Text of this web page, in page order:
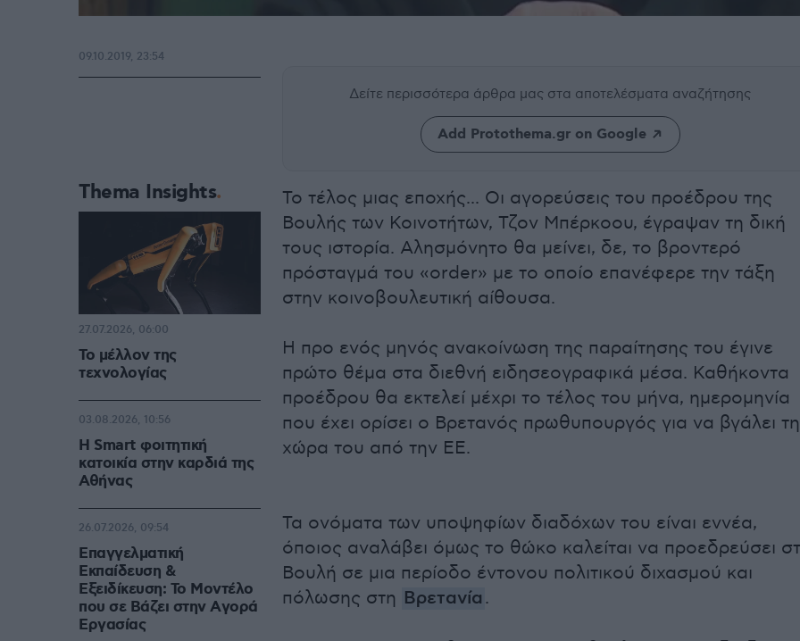
Δείτε περισσότερα άρθρα μας στα αποτελέσματα αναζήτησης
Add Protothema.gr on Google
Το τέλος μιας εποχής... Οι αγορεύσεις του προέδρου της
Βουλής των Κοινοτήτων, Τζον Μπέρκοου, έγραψαν τη δική
τους ιστορία. Αλησμόνητο θα μείνει, δε, το βροντερό
πρόσταγμά του «order» με το οποίο επανέφερε την τάξη
στην κοινοβουλευτική αίθουσα.
Η προ ενός μηνός ανακοίνωση της παραίτησης του έγινε
πρώτο θέμα στα διεθνή ειδησεογραφικά μέσα. Καθήκοντα
προέδρου θα εκτελεί μέχρι το τέλος του μήνα, ημερομηνία
που έχει ορίσει ο Βρετανός πρωθυπουργός για να βγάλει τη
χώρα του από την ΕΕ.
Τα ονόματα των υποψηφίων διαδόχων του είναι εννέα,
όποιος αναλάβει όμως το θώκο καλείται να προεδρεύσει
Βουλή σε μια περίοδο έντονου πολιτικού διχασμού και
πόλωσης στη Βρετανία .
09.10.2019, 23:54
Thema Insights
Το μέλλον της
τεχνολογίας
27.07.2026, 06:00
Η Smart φοιτητική
κατοικία στην καρδιά της
Αθήνας
03.08.2026, 10:56
Επαγγελματική
Εκπαίδευση &
Εξειδίκευση: Το Mοντέλο
που σε Bάζει στην Aγορά
Eργασίας
26.07.2026, 09:54